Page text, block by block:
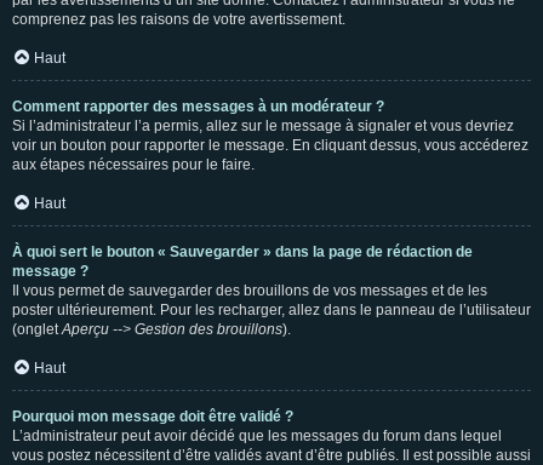
comprenez pas les raisons de votre avertissement.
Haut
Comment rapporter des messages à un modérateur ?
Si l’administrateur l’a permis, allez sur le message à signaler et vous devriez
voir un bouton pour rapporter le message. En cliquant dessus, vous accéderez
aux étapes nécessaires pour le faire.
Haut
À quoi sert le bouton « Sauvegarder » dans la page de rédaction de
message ?
Il vous permet de sauvegarder des brouillons de vos messages et de les
poster ultérieurement. Pour les recharger, allez dans le panneau de l’utilisateur
(ongletAperçu --> Gestion des brouillons).
Haut
Pourquoi mon message doit être validé ?
L’administrateur peut avoir décidé que les messages du forum dans lequel
vous postez nécessitent d’être validés avant d’être publiés. Il est possible aussi